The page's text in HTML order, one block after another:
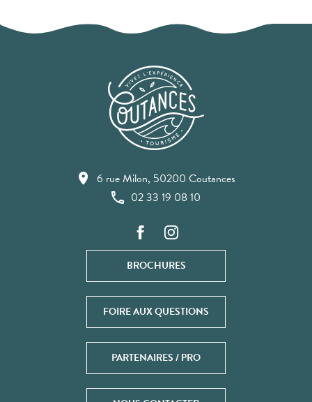
6 rue Milon, 50200 Coutances
02 33 19 08 10
BROCHURES
FOIRE AUX QUESTIONS
PARTENAIRES / PRO